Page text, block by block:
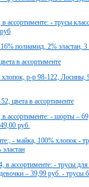
ассортименте: - трусы
полиамид, 2% эластан, 3
в ассортименте
р-р 98-122, Лосины,
цвета в ассортименте
ассортименте: - шорты –
руб.
- майка, 100% хлопок -
в ассортименте: - трусы
– 39,99 руб. - трусы